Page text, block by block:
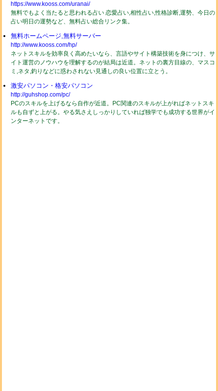
https://www.kooss.com/uranai/
無料でもよく当たると思われる占い 恋愛占い,相性占い,性格診断,運勢、今日の
占い明日の運勢など、無料占い総合リンク集。
無料ホームページ,無料サーバー
http://www.kooss.com/hp/
ネットスキルを効率良く高めたいなら、言語やサイト構築技術を身につけ、サ
イト運営のノウハウを理解するのが結局は近道。ネットの裏方目線の、マスコ
ミ,ネタ,釣りなどに惑わされない見通しの良い位置に立とう。
激安パソコン・格安パソコン
http://guhshop.com/pc/
PCのスキルを上げるなら自作が近道。PC関連のスキルが上がればネットスキ
ルも自ずと上がる。やる気さえしっかりしていれば独学でも成功する世界がイ
ンターネットです。